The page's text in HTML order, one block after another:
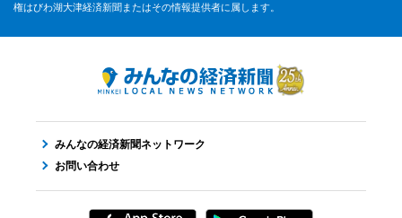
権はびわ湖大津経済新聞またはその情報提供者に属します。
みんなの経済新聞ネットワーク
お問い合わせ